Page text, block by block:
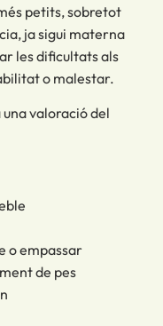
petits, sobretot
ja sigui materna
les dificultats als
o malestar.
valoració del
o empassar
de pes